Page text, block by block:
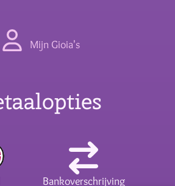
Mijn Gioia's
Bankoverschrijving